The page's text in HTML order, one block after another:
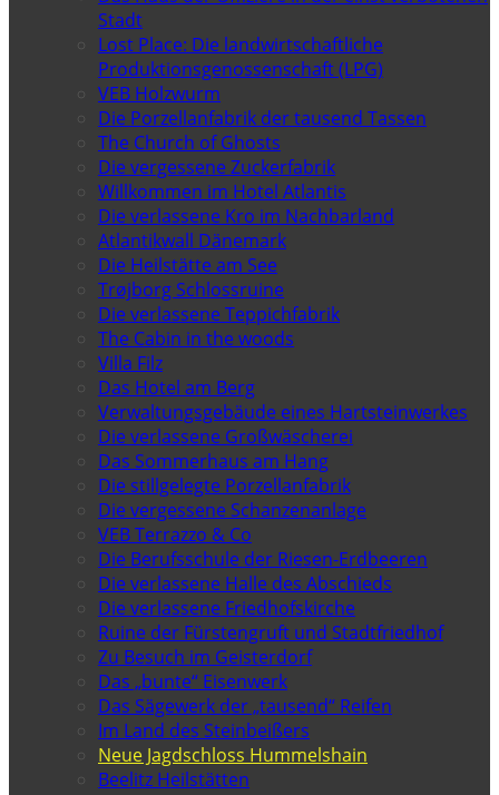
Stadt
Lost Place: Die landwirtschaftliche
Produktionsgenossenschaft (LPG)
VEB Holzwurm
Die Porzellanfabrik der tausend Tassen
The Church of Ghosts
Die vergessene Zuckerfabrik
Willkommen im Hotel Atlantis
Die verlassene Kro im Nachbarland
Atlantikwall Dänemark
Die Heilstätte am See
Trøjborg Schlossruine
Die verlassene Teppichfabrik
The Cabin in the woods
Villa Filz
Das Hotel am Berg
Verwaltungsgebäude eines Hartsteinwerkes
Die verlassene Großwäscherei
Das Sommerhaus am Hang
Die stillgelegte Porzellanfabrik
Die vergessene Schanzenanlage
VEB Terrazzo & Co
Die Berufsschule der Riesen-Erdbeeren
Die verlassene Halle des Abschieds
Die verlassene Friedhofskirche
Ruine der Fürstengruft und Stadtfriedhof
Zu Besuch im Geisterdorf
Das „bunte“ Eisenwerk
Das Sägewerk der „tausend“ Reifen
Im Land des Steinbeißers
Neue Jagdschloss Hummelshain
Beelitz Heilstätten